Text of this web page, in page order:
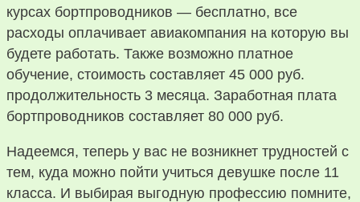
курсах бортпроводников — бесплатно, все
расходы оплачивает авиакомпания на которую вы
будете работать. Также возможно платное
обучение, стоимость составляет 45 000 руб.
продолжительность 3 месяца. Заработная плата
бортпроводников составляет 80 000 руб.
Надеемся, теперь у вас не возникнет трудностей с
тем, куда можно пойти учиться девушке после 11
класса. И выбирая выгодную профессию помните,